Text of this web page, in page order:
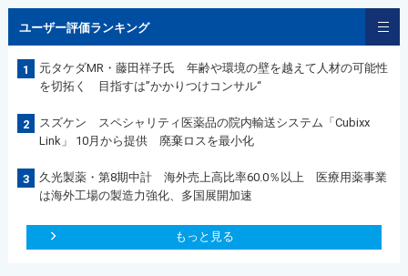
ユーザー評価ランキング
1
元タケダMR・藤田祥子氏 年齢や環境の壁を越えて人材の可能性
を切拓く 目指すは”かかりつけコンサル“
2
スズケン スペシャリティ医薬品の院内輸送システム「Cubixx
Link」 10月から提供 廃棄ロスを最小化
3
久光製薬・第8期中計 海外売上高比率60.0％以上 医療用薬事業
は海外工場の製造力強化、多国展開加速
もっと見る